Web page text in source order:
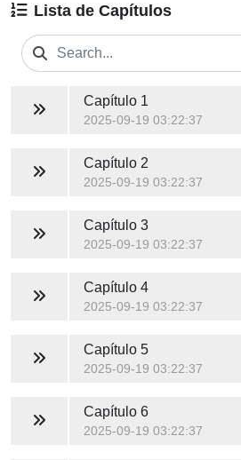
Lista de Capítulos
Capítulo 1
2025-09-19 03:22:37
Capítulo 2
2025-09-19 03:22:37
Capítulo 3
2025-09-19 03:22:37
Capítulo 4
2025-09-19 03:22:37
Capítulo 5
2025-09-19 03:22:37
Capítulo 6
2025-09-19 03:22:37